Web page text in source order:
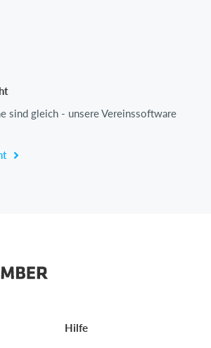
sind gleich - unsere Vereinssoftware
Hilfe